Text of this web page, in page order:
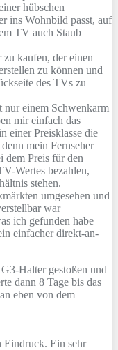
hübschen
ins Wohnbild passt, auf
TV auch Staub
kaufen, der einen
zu können und
des TVs zu
nur einem Schwenkarm
mir einfach das
einer Preisklasse die
mein Fernseher
dem Preis für den
Wertes bezahlen,
stehen.
umgesehen und
war
ich gefunden habe
einfacher direkt-an-
Halter gestoßen und
dann 8 Tage bis das
eben von dem
Eindruck. Ein sehr